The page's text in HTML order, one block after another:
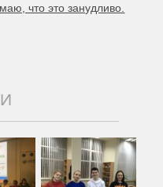
что это занудливо.